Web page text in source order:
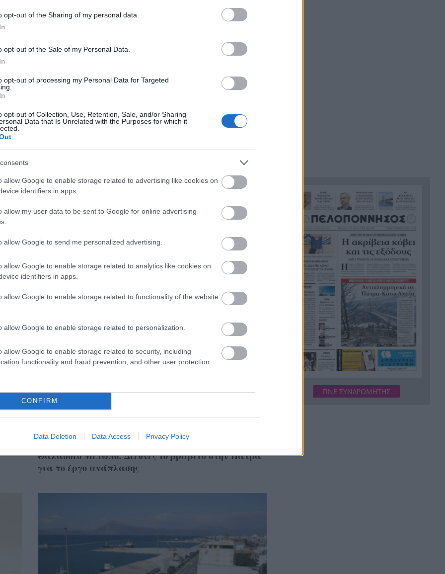
opt-out of the Sharing of my personal data.
opt-out of the Sale of my Personal Data.
opt-out of processing my Personal Data for Targeted
opt-out of Collection, Use, Retention, Sale, and/or Sharing
Data that Is Unrelated with the Purposes for which it
allow Google to enable storage related to advertising like cookies on
identifiers in apps.
allow my user data to be sent to Google for online advertising
allow Google to send me personalized advertising.
allow Google to enable storage related to analytics like cookies on
identifiers in apps.
allow Google to enable storage related to functionality of the website
allow Google to enable storage related to personalization.
allow Google to enable storage related to security, including
functionality and fraud prevention, and other user protection.
CONFIRM
Data Deletion Data Access Privacy Policy
Πάτρα – Παραλιακό Μέτωπο: Έδωσε το «οκ» η
Στην τελική ευθεία για το παραλιακό μέτωπο:
Ολοκληρώνεται η προμελέτη, ξεκινά το τελικό
σχέδιο
ΤΟΠΙΚΑ ΝΕΑ
Θαλάσσιο Μέτωπο: Διεθνές 1ο βραβείο στην Πάτρα
για το έργο ανάπλασης
καστροπολιτεία της
Μονεμβασίας
21:02
Σύμη: Εντοπίστηκε σορός
άνδρα στον Πανορμίτη –
Πιθανότατα ανήκει στον
αγνοούμενο Γερμανό τουρίστα
20:51 Συμφωνία Ιράν – Ομάν για νέα
ναυτιλιακή διαδρομή στα
Στενά του Ορμούζ
Ήττα-αποκλεισμός για την
Εθνική Nέων Γυναικών στο
Ευρωπαϊκό
20:33
Δικαστικό μπλόκο στους
δασμούς Τραμπ:
δισεκατομμύρια δολάρια σε
επιχειρήσεις
ΓΙΝΕ ΣΥΝΔΡΟΜΗΤΗΣ